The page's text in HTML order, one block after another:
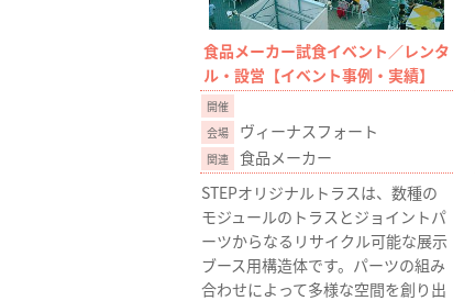
食品メーカー試食イベント／レンタ
ル・設営【イベント事例・実績】
ヴィーナスフォート
食品メーカー
STEPオリジナルトラスは、数種の
モジュールのトラスとジョイントパ
ーツからなるリサイクル可能な展示
ブース用構造体です。パーツの組み
合わせによって多様な空間を創り出